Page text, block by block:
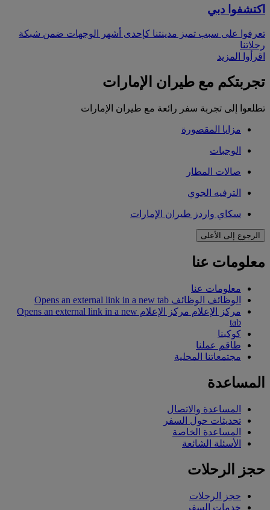
اكتشفوا دبي
تعرفوا على سبب تميز مدينتنا كإحدى أشهر الوجهات ضمن شبكة
رحلاتنا
اقرأوا المزيد
تجربتكم مع طيران الإمارات
تطلعوا إلى تجربة سفر رائعة مع طيران الإمارات
مزايا المقصورة
الوجبات
صالات المطار
الترفيه الجوي
سكاي واردز طيران الإمارات
الرجوع إلى الأعلى
معلومات عنا
معلومات عنا
الوظائف الوظائف Opens an external link in a new tab
مركز الإعلام
مركز الإعلام Opens an external link in a new
tab
كوكبنا
طاقم عملنا
مجتمعاتنا المحلية
المساعدة
المساعدة والاتصال
تحديثات حول السفر
المساعدة الخاصة
الأسئلة الشائعة
حجز الرحلات
حجز الرحلات
خدمات السفر